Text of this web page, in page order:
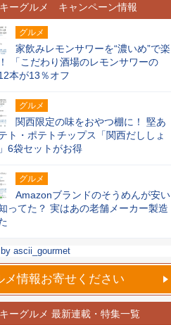
ーグルメ キャンペーン情報
グルメ
家飲みレモンサワーを“濃いめ”で楽
「こだわり酒場のレモンサワーの
本が13％オフ
グルメ
関西限定の味をおやつ棚に！ 堅あ
ト・ポテトチップス「関西だししょ
6袋セットがお得
グルメ
Amazonブランドのそうめんが安い
ってた？ 実はあの老舗メーカー製造
ascii_gourmet
メ情報お寄せください
ーグルメ 最新連載・特集一覧